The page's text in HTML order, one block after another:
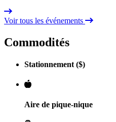
Voir tous les événements
Commodités
Stationnement ($)
Aire de pique-nique